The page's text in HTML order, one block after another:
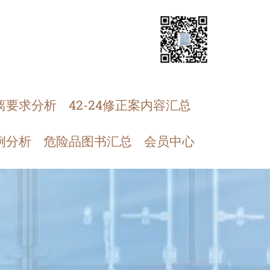
要求分析 42-24修正案内容汇总
分析 危险品图书汇总 会员中心